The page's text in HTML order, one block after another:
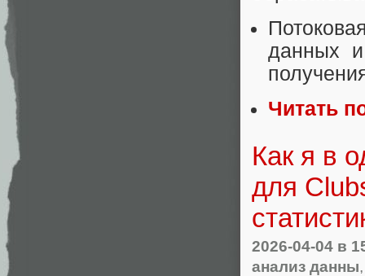
данных
Читать
Как я в
для
2026-04-04 в
анализ данны